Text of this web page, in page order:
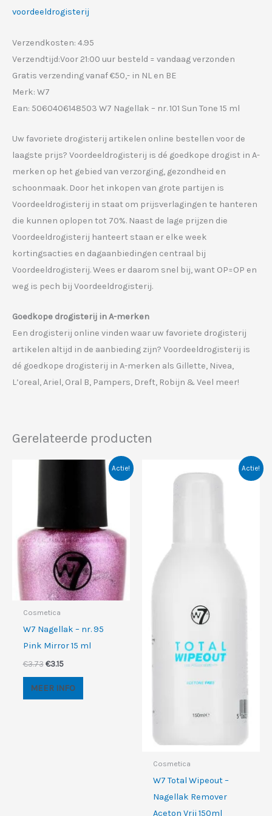
voordeeldrogisterij
Verzendkosten: 4.95
Verzendtijd:Voor 21:00 uur besteld = vandaag verzonden
Gratis verzending vanaf €50,- in NL en BE
Merk: W7
Ean: 5060406148503 W7 Nagellak – nr. 101 Sun Tone 15 ml
Uw favoriete drogisterij artikelen online bestellen voor de
laagste prijs? Voordeeldrogisterij is dé goedkope drogist in A-
merken op het gebied van verzorging, gezondheid en
schoonmaak. Door het inkopen van grote partijen is
Voordeeldrogisterij in staat om prijsverlagingen te hanteren
die kunnen oplopen tot 70%. Naast de lage prijzen die
Voordeeldrogisterij hanteert staan er elke week
kortingsacties en dagaanbiedingen centraal bij
Voordeeldrogisterij. Wees er daarom snel bij, want OP=OP en
weg is pech bij Voordeeldrogisterij.
Goedkope drogisterij in A-merken
Een drogisterij online vinden waar uw favoriete drogisterij
artikelen altijd in de aanbieding zijn? Voordeeldrogisterij is
dé goedkope drogisterij in A-merken als Gillette, Nivea,
L’oreal, Ariel, Oral B, Pampers, Dreft, Robijn & Veel meer!
Gerelateerde producten
Actie!
Cosmetica
W7 Nagellak – nr. 95
Pink Mirror 15 ml
€3.73 Oorspronkelijke
was:
€3.73.
€3.15Huidige
is:
€3.15.
MEER INFO
Actie!
Cosmetica
W7 Total Wipeout –
Nagellak Remover
Aceton Vrij 150ml